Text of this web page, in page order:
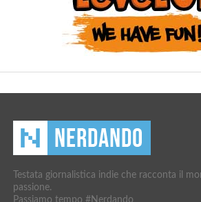
Testata giornalistica indie che racconta il
passione.
Passiamo tempo #Nerdando